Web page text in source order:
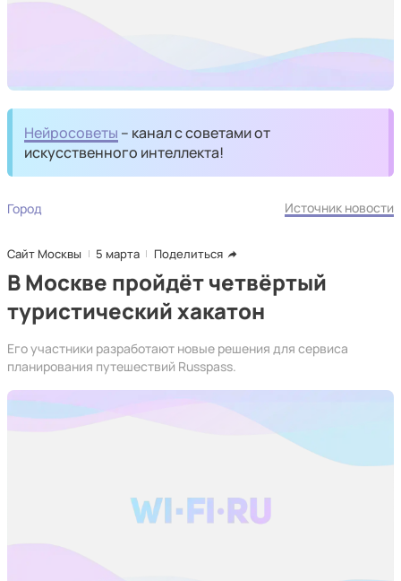
Нейросоветы – канал с советами от
искусственного интеллекта!
Город Источник новости
Сайт Москвы 5 марта Поделиться
В Москве пройдёт четвёртый
туристический хакатон
Его участники разработают новые решения для сервиса
планирования путешествий Russpass.